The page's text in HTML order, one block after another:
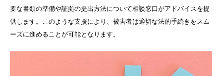
要な書類の準備や証拠の提出方法について相談窓口がアドバイスを提
供します。このような支援により、被害者は適切な法的手続きをスム
ーズに進めることが可能となります。